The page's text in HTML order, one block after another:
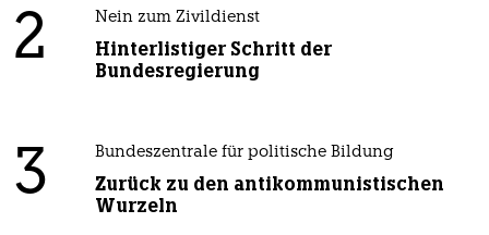
2 Nein zum Zivildienst
Hinterlistiger Schritt der
Bundesregierung
3 Bundeszentrale für politische Bildung
Zurück zu den antikommunistischen
Wurzeln